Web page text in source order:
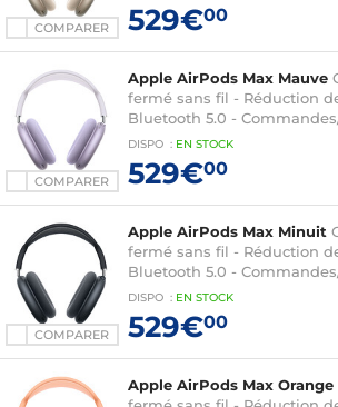
COMPARER 529€00
COMPARER
Apple AirPods Max Mauve
fermé sans fil - Réduction
Bluetooth 5.0 -
20h - Charge rapide
DISPO : EN STOCK
529€00
COMPARER
Apple AirPods Max Minuit
fermé sans fil - Réduction
Bluetooth 5.0 -
20h - Charge rapide
DISPO : EN STOCK
529€00
Apple AirPods Max Orange